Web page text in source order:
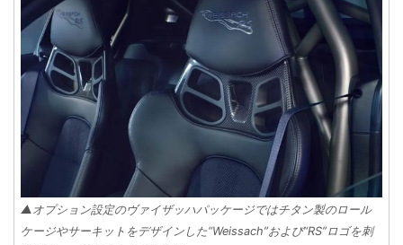
▲オプション設定のヴァイザッハパッケージではチタン製のロール
ケージやサーキットをデザインした“Weissach”および“RS”ロゴを刺